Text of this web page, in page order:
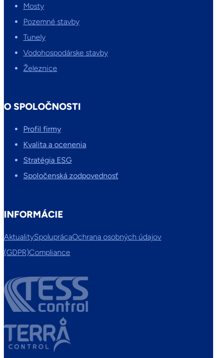
Mosty
Pozemné stavby
Tunely
Vodohospodárske stavby
Železnice
O SPOLOČNOSTI
Profil firmy
Kvalita a ocenenia
Stratégia ESG
Spoločenská zodpovednosť
INFORMÁCIE
AktualitySpoluprácaOchrana osobných údajov
(GDPR)Compliance